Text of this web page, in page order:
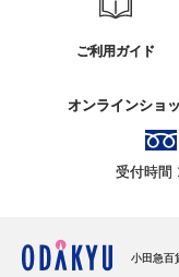
ご利用ガイド
オンラインショ
受付時間
小田急百